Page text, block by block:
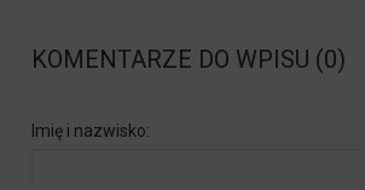
KOMENTARZE DO WPISU (0)
Imię i nazwisko: